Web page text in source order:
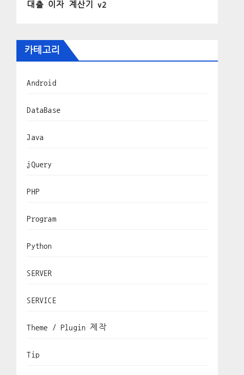
대출 이자 계산기 v2
카테고리
Android
DataBase
Java
jQuery
PHP
Program
Python
SERVER
SERVICE
Theme / Plugin 제작
Tip